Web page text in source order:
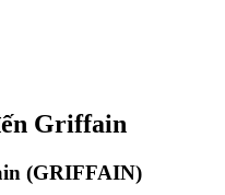
Griffain
(GRIFFAIN)